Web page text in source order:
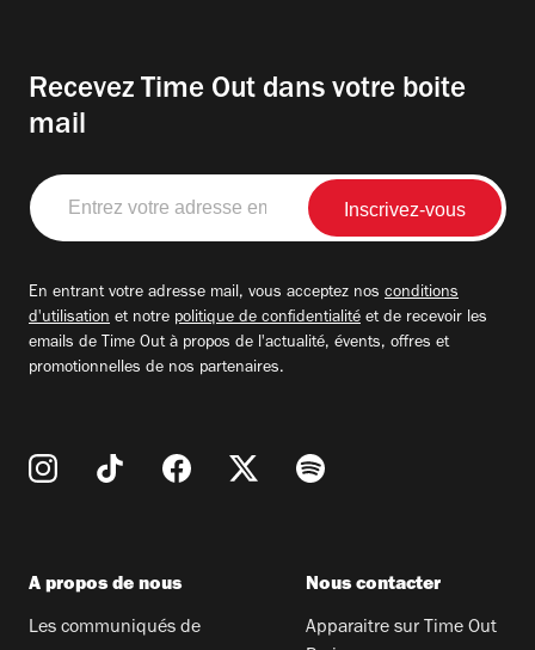
Recevez Time Out dans votre boite
mail
Entrez
votre
adresse
En entrant votre adresse mail, vous acceptez nos conditions
d'utilisation et notre politique de confidentialité et de recevoir les
emails de Time Out à propos de l'actualité, évents, offres et
promotionnelles de nos partenaires.
A propos de nous
Les communiqués de
Nous contacter
Apparaitre sur Time Out